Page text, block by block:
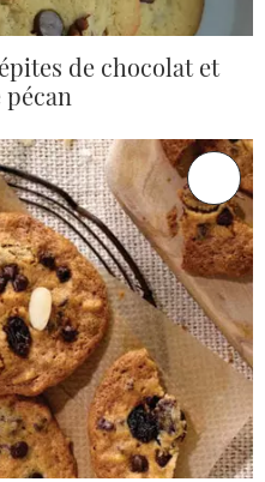
de chocolat et